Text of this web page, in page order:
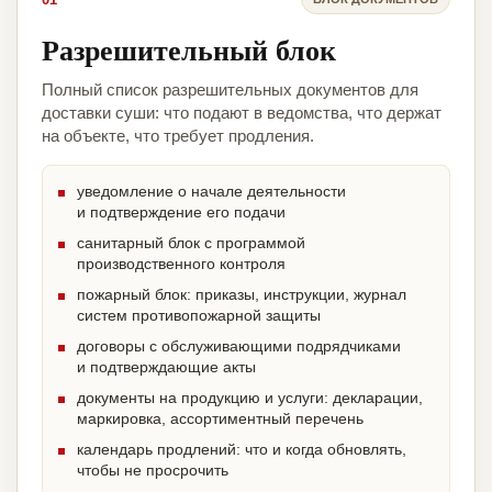
Разрешительный блок
Полный список разрешительных документов для
доставки суши: что подают в ведомства, что держат
на объекте, что требует продления.
уведомление о начале деятельности
и подтверждение его подачи
санитарный блок с программой
производственного контроля
пожарный блок: приказы, инструкции, журнал
систем противопожарной защиты
договоры с обслуживающими подрядчиками
и подтверждающие акты
документы на продукцию и услуги: декларации,
маркировка, ассортиментный перечень
календарь продлений: что и когда обновлять,
чтобы не просрочить